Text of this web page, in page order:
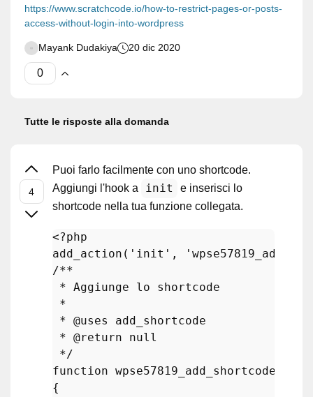
https://www.scratchcode.io/how-to-restrict-pages-or-posts-
access-without-login-into-wordpress
Mayank Dudakiya 20 dic 2020
Tutte le risposte alla domanda
Puoi farlo facilmente con uno shortcode.
Aggiungi l'hook a
init
e inserisci lo
shortcode nella tua funzione collegata.
<?php
add_action ( 'init' ,
/**
* Aggiunge lo shortcode
*
* @uses
add_shortcode
* @return null
*/
function wpse57819_add_shortcode
{